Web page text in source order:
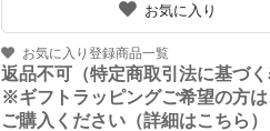
お気に入り
お気に入り登録商品一覧
返品不可（特定商取引法に基づ
※ギフトラッピングご希望の方
ご購入ください（詳細はこちら）